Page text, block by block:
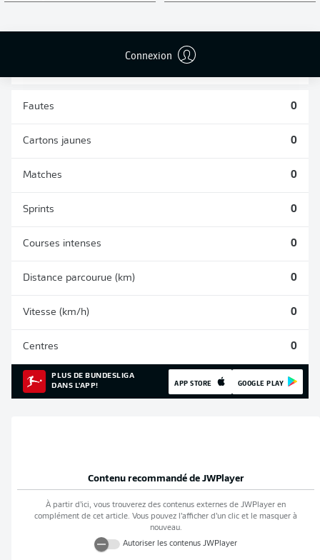
Connexion
0 0
Fautes 0
Cartons jaunes 0
Matches 0
Sprints 0
Courses intenses 0
Distance parcourue (km) 0
Vitesse (km/h) 0
Centres 0
PLUS DE BUNDESLIGA
DANS L'APP!
APP STORE GOOGLE PLAY
Contenu recommandé de JWPlayer
À partir d’ici, vous trouverez des contenus externes de JWPlayer en
complément de cet article. Vous pouvez l’afficher d’un clic et le masquer à
nouveau.
Autoriser les contenus JWPlayer